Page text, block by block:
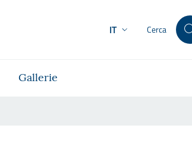
IT Cerca
Gallerie